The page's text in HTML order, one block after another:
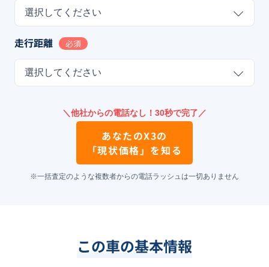
選択してください
走行距離 必須
選択してください
＼他社からの電話なし！30秒で完了／
あなたのX3の
「現状価格」を知る
※一括査定のような複数者からの電話ラッシュは一切ありません
この車の基本情報